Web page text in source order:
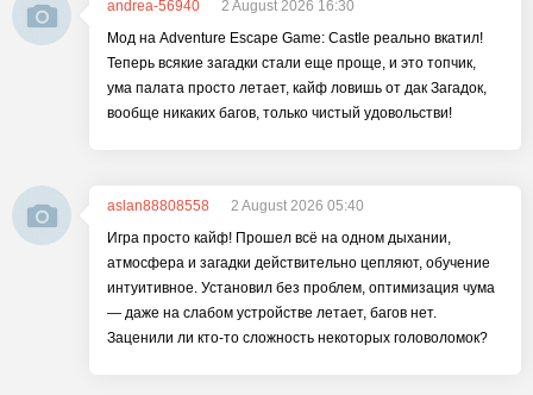
andrea-56940
2 August 2026 16:30
Мод на Adventure Escape Game: Castle реально вкатил!
Теперь всякие загадки стали еще проще, и это топчик,
ума палата просто летает, кайф ловишь от дак Загадок,
вообще никаких багов, только чистый удовольстви!
aslan88808558
2 August 2026 05:40
Игра просто кайф! Прошел всё на одном дыхании,
атмосфера и загадки действительно цепляют, обучение
интуитивное. Установил без проблем, оптимизация чума
— даже на слабом устройстве летает, багов нет.
Заценили ли кто-то сложность некоторых головоломок?